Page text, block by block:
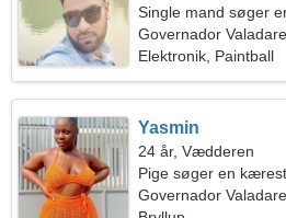
Single mand søger
Governador
Elektronik, Paintball
Yasmin
24 år, Vædderen
Pige søger en
Governador